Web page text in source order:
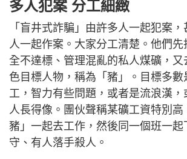
多人犯案 分工細緻
「盲井式詐騙」由許多人一起犯案
人一起作案。大家分工清楚。他們先
全不達標、管理混亂的私人煤礦，又
色目標人物，稱為「豬」。目標多數
工，智力有些問題，或者是流浪漢，
人長得像。團伙聲稱某礦工資特別高
豬」一起去工作，然後同一個班一起
守、有人落手殺人。